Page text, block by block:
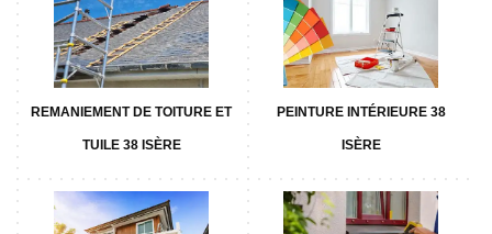
REMANIEMENT DE TOITURE ET
TUILE 38 ISÈRE
PEINTURE INTÉRIEURE 38
ISÈRE